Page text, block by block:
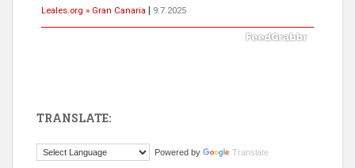
Leales.org » Gran Canaria
9.7.2025
El ayuntamiento se va a llevar a Los Gatos callejeros de la zona los
TRANSLATE:
Powered by Translate